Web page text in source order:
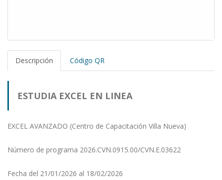
Descripción Código QR
ESTUDIA EXCEL EN LINEA
EXCEL AVANZADO (Centro de Capacitación Villa Nueva)
Número de programa 2026.CVN.0915.00/CVN.E.03622
Fecha del 21/01/2026 al 18/02/2026